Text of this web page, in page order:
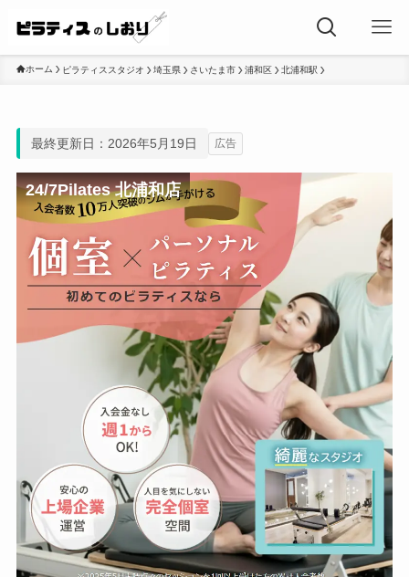
ホーム ピラティススタジオ 埼玉県 さいたま市 浦和区 北浦和駅
最終更新日：2026年5月19日 広告
24/7Pilates 北浦和店